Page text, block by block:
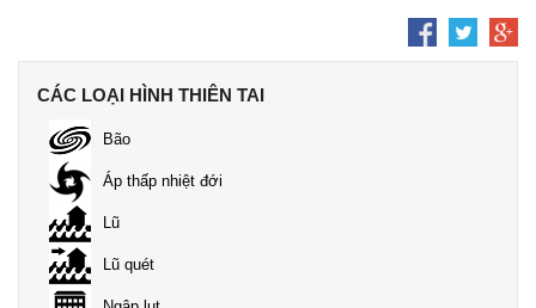
CÁC LOẠI HÌNH THIÊN TAI
Bão
Áp thấp nhiệt đới
Lũ
Lũ quét